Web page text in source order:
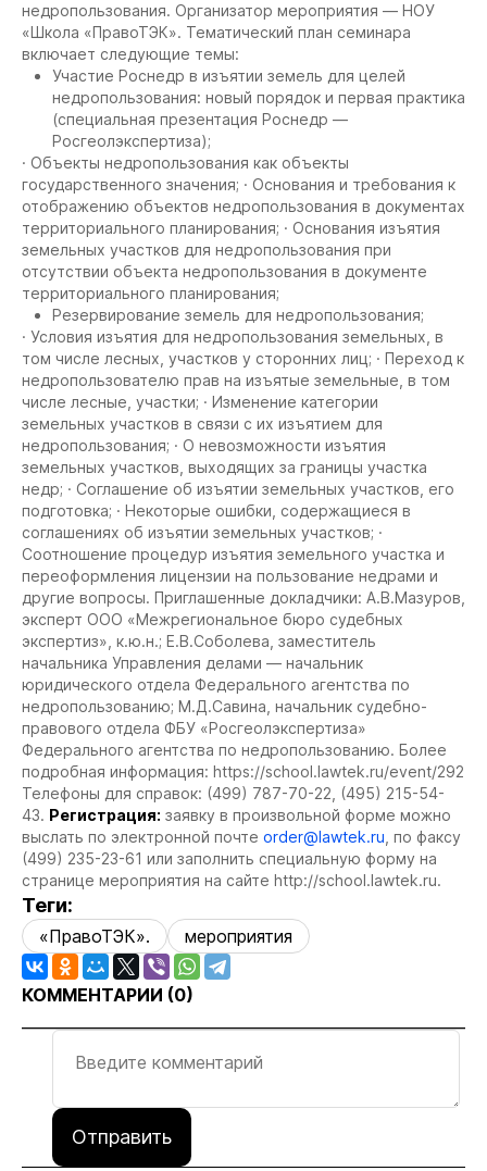
недропользования. Организатор мероприятия — НОУ
«Школа «ПравоТЭК». Тематический план семинара
включает следующие темы:
Участие Роснедр в изъятии земель для целей
недропользования: новый порядок и первая практика
(специальная презентация Роснедр —
Росгеолэкспертиза);
· Объекты недропользования как объекты
государственного значения; · Основания и требования к
отображению объектов недропользования в документах
территориального планирования; · Основания изъятия
земельных участков для недропользования при
отсутствии объекта недропользования в документе
территориального планирования;
Резервирование земель для недропользования;
· Условия изъятия для недропользования земельных, в
том числе лесных, участков у сторонних лиц; · Переход к
недропользователю прав на изъятые земельные, в том
числе лесные, участки; · Изменение категории
земельных участков в связи с их изъятием для
недропользования; · О невозможности изъятия
земельных участков, выходящих за границы участка
недр; · Соглашение об изъятии земельных участков, его
подготовка; · Некоторые ошибки, содержащиеся в
соглашениях об изъятии земельных участков; ·
Соотношение процедур изъятия земельного участка и
переоформления лицензии на пользование недрами и
другие вопросы. Приглашенные докладчики: А.В.Мазуров,
эксперт ООО «Межрегиональное бюро судебных
экспертиз», к.ю.н.; Е.В.Соболева, заместитель
начальника Управления делами — начальник
юридического отдела Федерального агентства по
недропользованию; М.Д.Савина, начальник судебно-
правового отдела ФБУ «Росгеолэкспертиза»
Федерального агентства по недропользованию. Более
подробная информация: https://school.lawtek.ru/event/292
Телефоны для справок: (499) 787-70-22, (495) 215-54-
43. Регистрация: заявку в произвольной форме можно
выслать по электронной почте order@lawtek.ru , по факсу
(499) 235-23-61 или заполнить специальную форму на
странице мероприятия на сайте http://school.lawtek.ru.
Теги:
«ПравоТЭК». мероприятия
КОММЕНТАРИИ (0)
Отправить